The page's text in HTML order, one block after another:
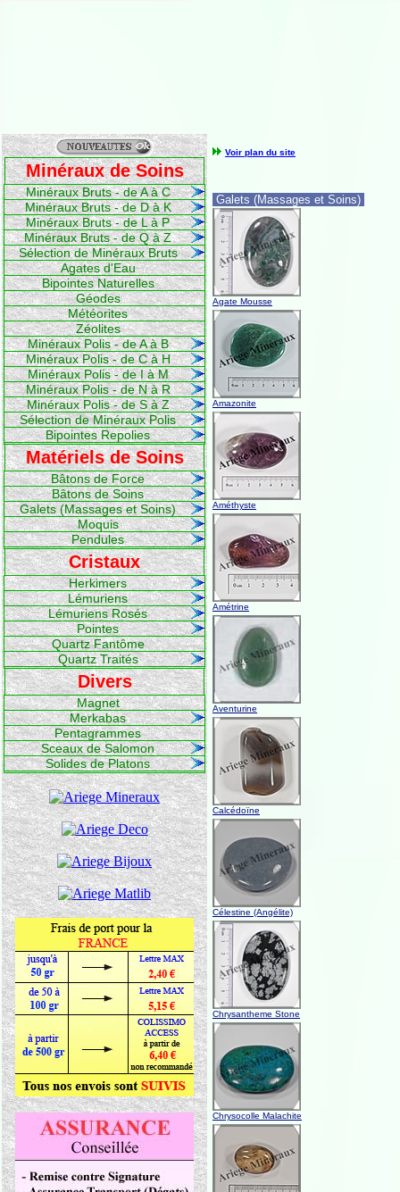
Minéraux de Soins
Minéraux Bruts - de A à C
Minéraux Bruts - de D à K
Minéraux Bruts - de L à P
Minéraux Bruts - de Q à Z
Sélection de Minéraux Bruts
Agates d'Eau
Bipointes Naturelles
Géodes
Météorites
Zéolites
Minéraux Polis - de A à B
Minéraux Polis - de C à H
Minéraux Polis - de I à M
Minéraux Polis - de N à R
Minéraux Polis - de S à Z
Sélection de Minéraux Polis
Bipointes Repolies
Matériels de Soins
Bâtons de Force
Bâtons de Soins
Galets (Massages et Soins)
Moquis
Pendules
Cristaux
Herkimers
Lémuriens
Lémuriens Rosés
Pointes
Quartz Fantôme
Quartz Traités
Divers
Magnet
Merkabas
Pentagrammes
Sceaux de Salomon
Solides de Platons
Voir plan du site
Galets (Massages et Soins)
Agate Mousse
Amazonite
Améthyste
Amétrine
Aventurine
Calcédoïne
Célestine (Angélite)
Chrysantheme Stone
Chrysocolle Malachite